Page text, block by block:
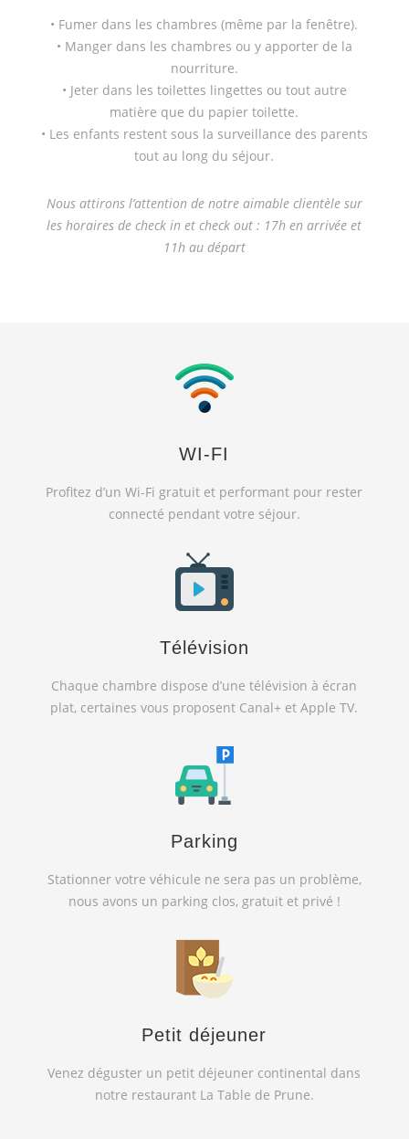
• Fumer dans les chambres (même par la fenêtre).
• Manger dans les chambres ou y apporter de la
nourriture.
• Jeter dans les toilettes lingettes ou tout autre
matière que du papier toilette.
• Les enfants restent sous la surveillance des parents
tout au long du séjour.
Nous attirons l’attention de notre aimable clientèle sur
les horaires de check in et check out : 17h en arrivée et
11h au départ
WI-FI
Profitez d’un Wi-Fi gratuit et performant pour rester
connecté pendant votre séjour.
Télévision
Chaque chambre dispose d’une télévision à écran
plat, certaines vous proposent Canal+ et Apple TV.
Parking
Stationner votre véhicule ne sera pas un problème,
nous avons un parking clos, gratuit et privé !
Petit déjeuner
Venez déguster un petit déjeuner continental dans
notre restaurant La Table de Prune.